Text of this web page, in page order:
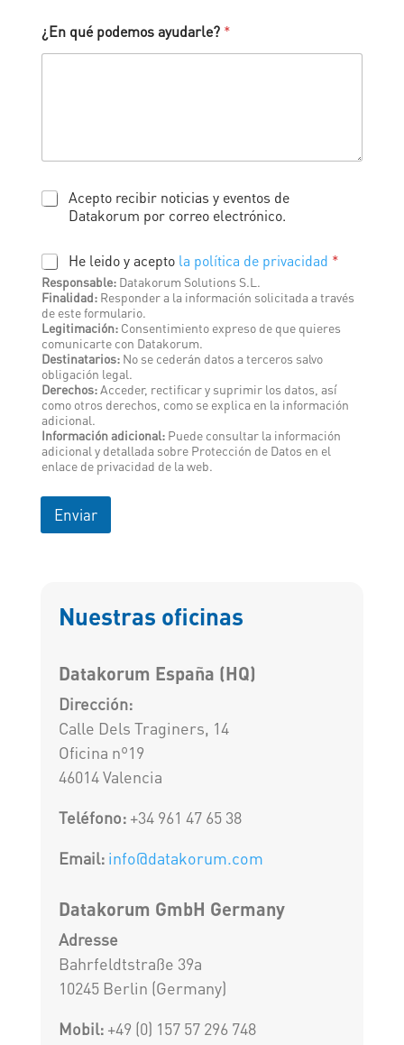
¿En qué podemos ayudarle? *
I
r
m
a
c
i
ó
n
Acepto recibir noticias y eventos de
Datakorum por correo electrónico.
C
o
n
s
e
n
t
i
m
i
e
n
t
*
He leido y acepto la política de privacidad *
Responsable:Datakorum Solutions S.L.
Finalidad:Responder a la información solicitada a través
de este formulario.
Legitimación: Consentimiento expreso de que quieres
comunicarte con Datakorum.
Destinatarios:No se cederán datos a terceros salvo
obligación legal.
Derechos:Acceder, rectificar y suprimir los datos, así
como otros derechos, como se explica en la información
adicional.
Información adicional:Puede consultar la información
adicional y detallada sobre Protección de Datos en el
enlace de privacidad de la web.
Enviar
Nuestras oficinas
Datakorum España (HQ)
Dirección:
Calle Dels Traginers, 14
Oficina nº19
46014 Valencia
Teléfono:+34 961 47 65 38
Email:info@datakorum.com
Datakorum GmbH Germany
Adresse
Bahrfeldtstraße 39a
10245 Berlin (Germany)
Mobil: +49 (0) 157 57 296 748